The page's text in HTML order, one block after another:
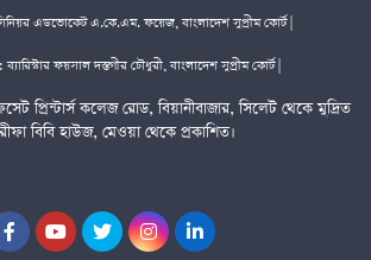
এডভোকেট এ.কে.এম. ফয়েজ, বাংলাদেশ সুপ্রীম কোর্ট |
ফয়সাল দস্তগীর চৌধুরী, বাংলাদেশ সুপ্রীম কোর্ট |
প্রিন্টার্স কলেজ রোড, বিয়ানীবাজার, সিলেট থেকে মুদ্রিত
বিবি হাউজ, মেওয়া থেকে প্রকাশিত।